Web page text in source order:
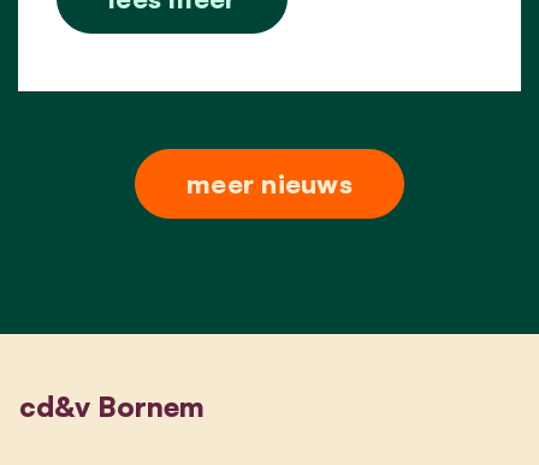
meer nieuws
cd&v Bornem